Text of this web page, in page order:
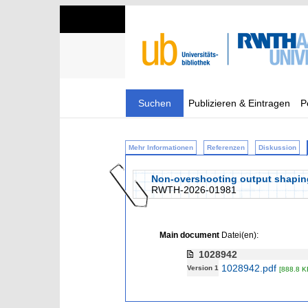
Suchen Publizieren & Eintragen
Mehr Informationen Referenzen Diskussion
Non-overshooting output
RWTH-2026-01981
Main documentDatei(en):
1028942
Version 1 1028942.pdf [888.8